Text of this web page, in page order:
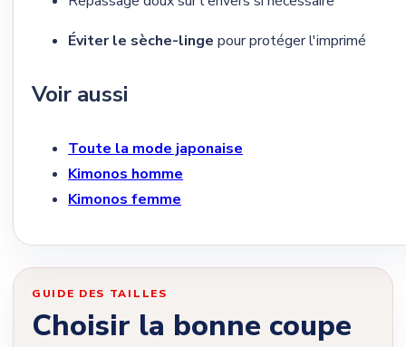
Éviter le sèche-linge pour protéger l'imprimé
Voir aussi
Toute la mode japonaise
Kimonos homme
Kimonos femme
GUIDE DES TAILLES
Choisir la bonne coupe